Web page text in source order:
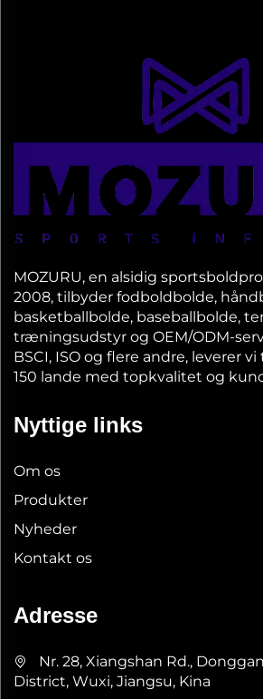
MOZURU, en alsidig
2008, tilbyder fodboldbolde,
basketballbolde, baseballbolde,
træningsudstyr og OEM/ODM-
BSCI, ISO og flere andre, leverer
150 lande med topkvalitet og
Nyttige links
Om os
Produkter
Nyheder
Kontakt os
Adresse
Nr. 28, Xiangshan Rd.,
District, Wuxi, Jiangsu, Kina